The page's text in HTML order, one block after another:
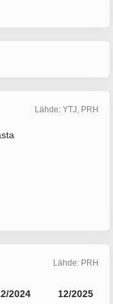
Lähde: YTJ, PRH
Lähde: PRH
2024 12/2025